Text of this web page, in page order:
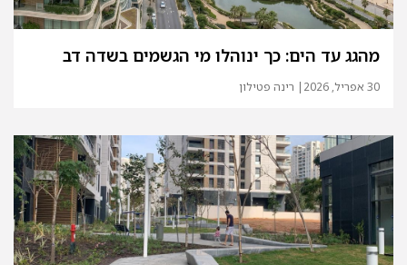
מהגג עד הים: כך ינוהלו מי הגשמים בשדה דב
30 אפריל, 2026 | רינה פטילון